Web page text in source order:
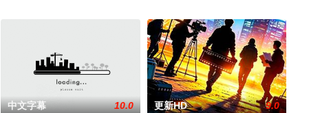
中文字幕 10.0 更新HD 9.0